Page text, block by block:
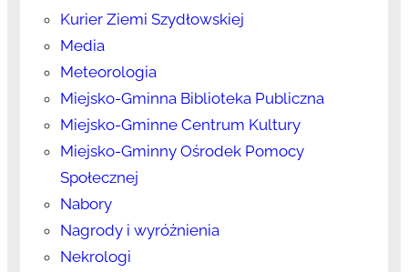
Kurier Ziemi Szydłowskiej
Media
Meteorologia
Miejsko-Gminna Biblioteka Publiczna
Miejsko-Gminne Centrum Kultury
Miejsko-Gminny Ośrodek Pomocy
Społecznej
Nabory
Nagrody i wyróżnienia
Nekrologi